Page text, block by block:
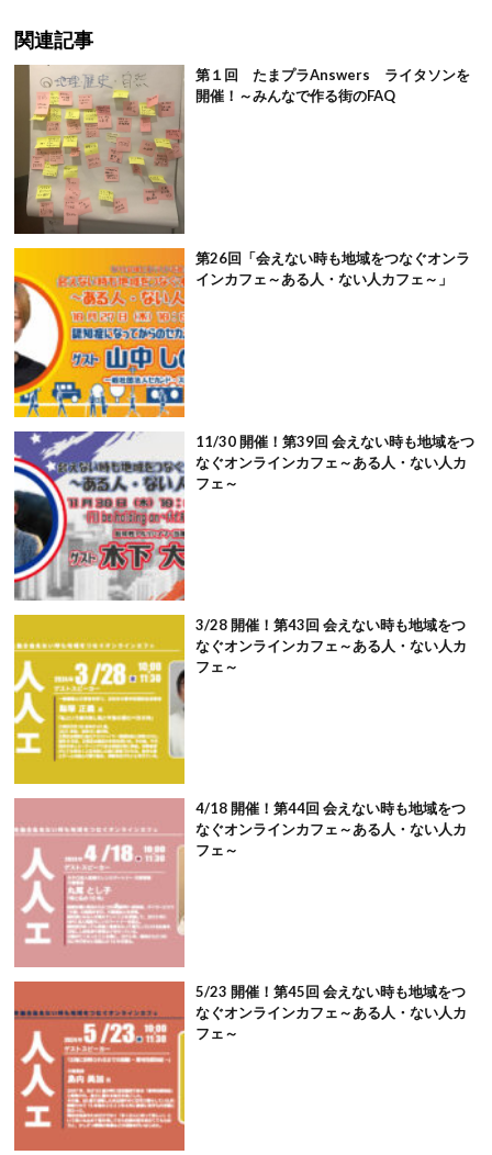
関連記事
第１回 たまプラAnswers ライタソンを
開催！～みんなで作る街のFAQ
第26回「会えない時も地域をつなぐオンラ
インカフェ～ある人・ない人カフェ～」
11/30 開催！第39回 会えない時も地域をつ
なぐオンラインカフェ～ある人・ない人カ
フェ～
3/28 開催！第43回 会えない時も地域をつ
なぐオンラインカフェ～ある人・ない人カ
フェ～
4/18 開催！第44回 会えない時も地域をつ
なぐオンラインカフェ～ある人・ない人カ
フェ～
5/23 開催！第45回 会えない時も地域をつ
なぐオンラインカフェ～ある人・ない人カ
フェ～